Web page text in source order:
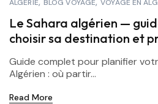
ALGÉRIE BLOG VOYAGE VOYAGE EN
Le Sahara algérien —
choisir sa destination et
Guide complet pour planifier
Algérien : où partir...
Read More